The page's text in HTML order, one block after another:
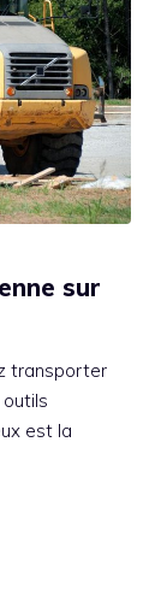
sur
transporter
est la